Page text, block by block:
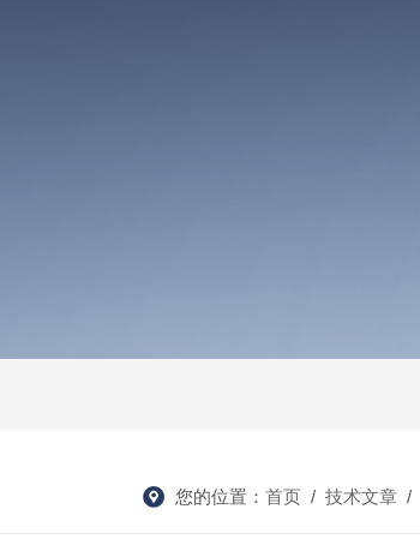
您的位置： 首页 / 技术文章 /